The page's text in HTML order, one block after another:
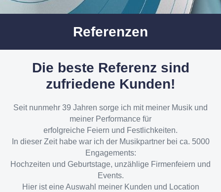
Referenzen
Die beste Referenz sind
zufriedene Kunden!
Seit nunmehr 39 Jahren sorge ich mit meiner Musik und
meiner Performance für
erfolgreiche Feiern und Festlichkeiten.
In dieser Zeit habe war ich der Musikpartner bei ca. 5000
Engagements:
Hochzeiten und Geburtstage, unzählige Firmenfeiern und
Events.
Hier ist eine Auswahl meiner Kunden und Location